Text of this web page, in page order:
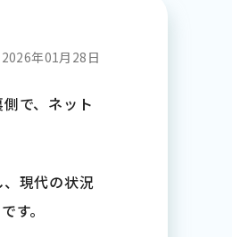
2026年01月28日
で、ネット
現代の状況
す。